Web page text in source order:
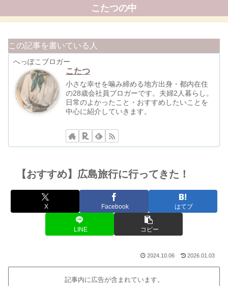
こたつの中
この記事を書いている人
へっぽこブロガー
こたつ
小さな幸せを噛み締める地方出身・都内在住
の28歳会社員ブロガーです。夫婦2人暮らし。
日常のよかったこと・おすすめしたいことを
中心に紹介していきます。
【おすすめ】広島旅行に行ってきた！
X Facebook はてブ
LINE コピー
2024.10.06 2026.01.03
記事内に広告が含まれています。